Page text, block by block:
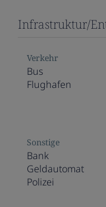
Infrastruktur/
Verkehr
Bus
Flughafen
Sonstige
Bank
Geldautomat
Polizei